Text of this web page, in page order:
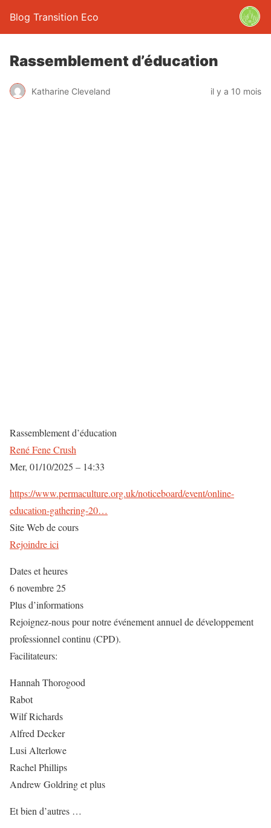
Blog Transition Eco
Rassemblement d’éducation
Katharine Cleveland il y a 10 mois
Rassemblement d’éducation
René Fene Crush
Mer, 01/10/2025 – 14:33
https://www.permaculture.org.uk/noticeboard/event/online-
education-gathering-20…
Site Web de cours
Rejoindre ici
Dates et heures
6 novembre 25
Plus d’informations
Rejoignez-nous pour notre événement annuel de développement
professionnel continu (CPD).
Facilitateurs:
Hannah Thorogood
Rabot
Wilf Richards
Alfred Decker
Lusi Alterlowe
Rachel Phillips
Andrew Goldring et plus
Et bien d’autres …